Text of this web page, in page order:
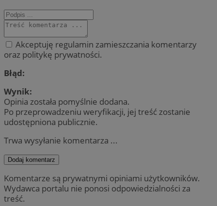
Akceptuję regulamin zamieszczania komentarzy
oraz politykę prywatności.
Błąd:
Wynik:
Opinia została pomyślnie dodana.
Po przeprowadzeniu weryfikacji, jej treść zostanie
udostępniona publicznie.
Trwa wysyłanie komentarza ...
Dodaj komentarz
Komentarze są prywatnymi opiniami użytkowników.
Wydawca portalu nie ponosi odpowiedzialności za
treść.